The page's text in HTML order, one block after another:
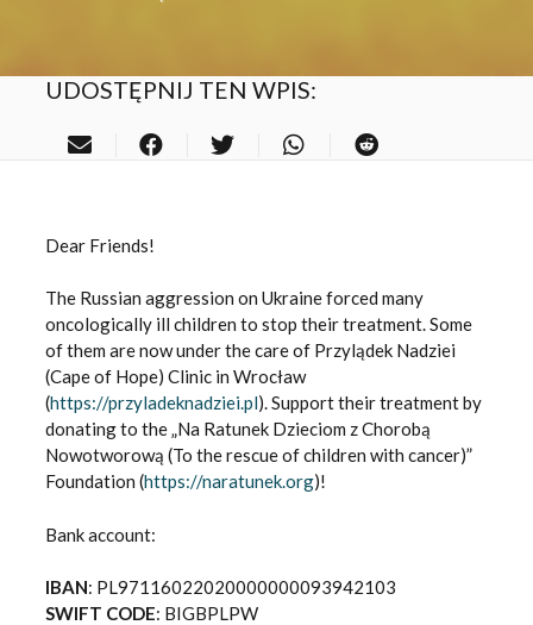
UDOSTĘPNIJ TEN WPIS:
Dear Friends!
The Russian aggression on Ukraine forced many
oncologically ill children to stop their treatment. Some
of them are now under the care of Przylądek Nadziei
(Cape of Hope) Clinic in Wrocław
(https://przyladeknadziei.pl). Support their treatment by
donating to the „Na Ratunek Dzieciom z Chorobą
Nowotworową (To the rescue of children with cancer)”
Foundation (https://naratunek.org)!
Bank account:
IBAN: PL97116022020000000093942103
SWIFT CODE: BIGBPLPW